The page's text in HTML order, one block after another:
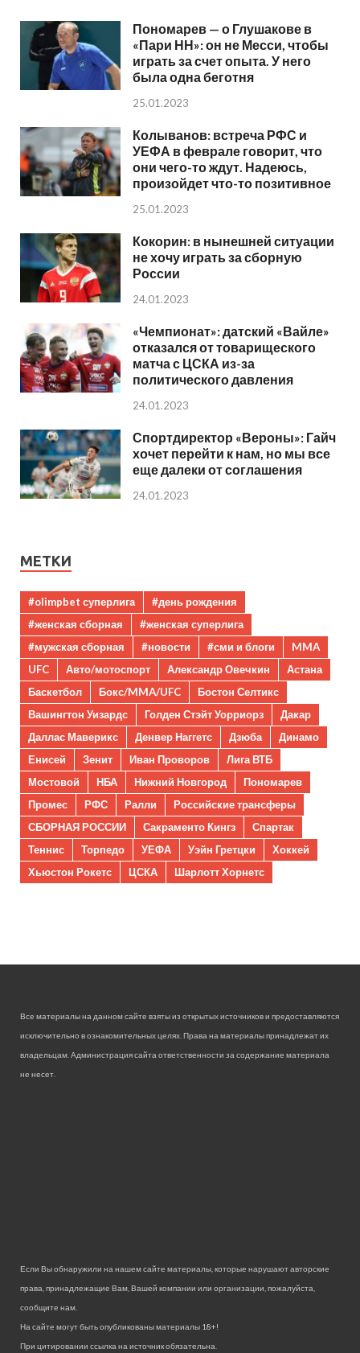
Пономарев — о Глушакове в
«Пари НН»: он не Месси, чтобы
играть за счет опыта. У него
была одна беготня
25.01.2023
Колыванов: встреча РФС и
УЕФА в феврале говорит, что
они чего-то ждут. Надеюсь,
произойдет что-то позитивное
25.01.2023
Кокорин: в нынешней ситуации
не хочу играть за сборную
России
24.01.2023
«Чемпионат»: датский «Вайле»
отказался от товарищеского
матча с ЦСКА из-за
политического давления
24.01.2023
Спортдиректор «Вероны»: Гайч
хочет перейти к нам, но мы все
еще далеки от соглашения
24.01.2023
МЕТКИ
#olimpbet суперлига
#день рождения
#женская сборная
#женская суперлига
#мужская сборная
#новости #сми и блоги
MMA
UFC
Авто/мотоспорт Александр Овечкин
Астана
Баскетбол
Бокс/MMA/UFC
Бостон Селтикс
Вашингтон Уизардс
Голден Стэйт Уорриорз
Дакар
Даллас Маверикс
Денвер Наггетс Дзюба
Динамо
Енисей
Зенит Иван Проворов
Лига ВТБ
Мостовой
НБА Нижний Новгород
Пономарев
Промес
РФС Ралли
Российские трансферы
СБОРНАЯ РОССИИ
Сакраменто Кингз
Спартак
Теннис
Торпедо УЕФА Уэйн Гретцки
Хоккей
Хьюстон Рокетс
ЦСКА Шарлотт Хорнетс
Все материалы на данном сайте взяты из открытых источников и предоставляются
исключительно в ознакомительных целях. Права на материалы принадлежат их
владельцам. Администрация сайта ответственности за содержание материала
не несет.
Если Вы обнаружили на нашем сайте материалы, которые нарушают авторские
права, принадлежащие Вам, Вашей компании или организации, пожалуйста,
сообщите нам.
На сайте могут быть опубликованы материалы 18+!
При цитировании ссылка на источник обязательна.